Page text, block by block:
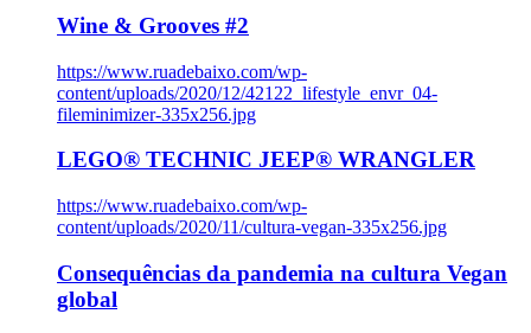
Wine & Grooves #2
https://www.ruadebaixo.com/wp-
content/uploads/2020/12/42122_lifestyle_envr_04-
fileminimizer-335x256.jpg
LEGO® TECHNIC JEEP® WRANGLER
https://www.ruadebaixo.com/wp-
content/uploads/2020/11/cultura-vegan-335x256.jpg
Consequências da pandemia na cultura Vegan
global